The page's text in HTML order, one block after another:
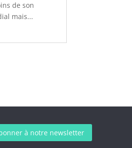
de son
mais...
à notre newsletter